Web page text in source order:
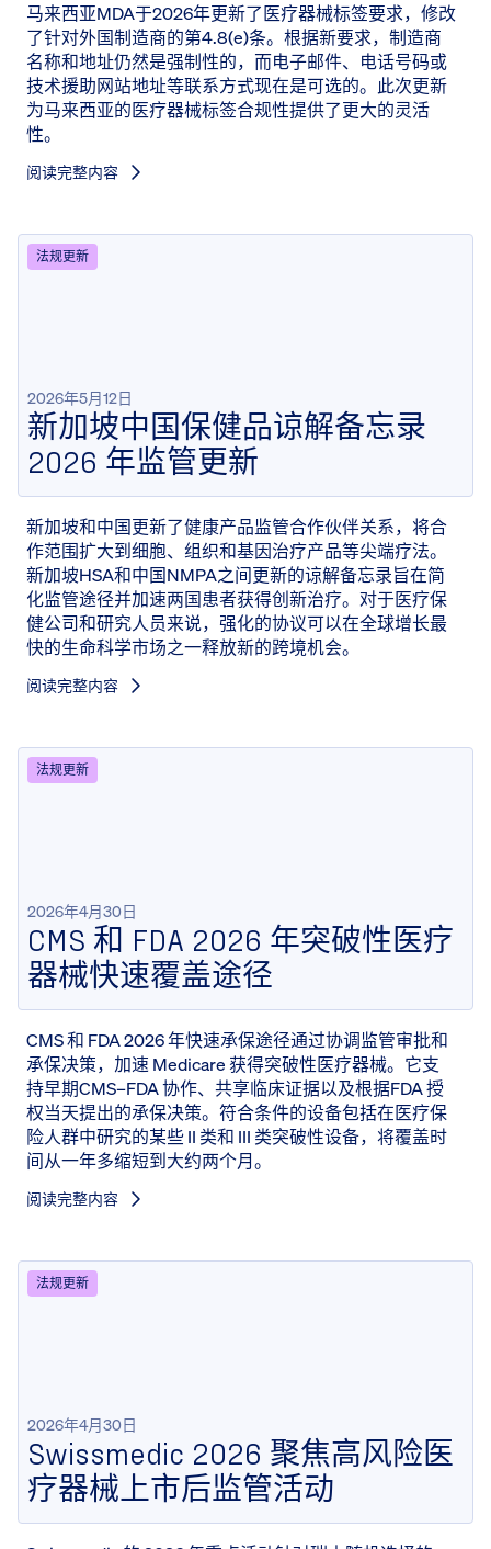
马来西亚MDA于2026年更新了医疗器械标签要求，修改
了针对外国制造商的第4.8(e)条。根据新要求，制造商
名称和地址仍然是强制性的，而电子邮件、电话号码或
技术援助网站地址等联系方式现在是可选的。此次更新
为马来西亚的医疗器械标签合规性提供了更大的灵活
性。
阅读完整内容
法规更新
2026年5月12日
新加坡中国保健品谅解备忘录
2026 年监管更新
新加坡和中国更新了健康产品监管合作伙伴关系，将合
作范围扩大到细胞、组织和基因治疗产品等尖端疗法。
新加坡HSA和中国NMPA之间更新的谅解备忘录旨在简
化监管途径并加速两国患者获得创新治疗。对于医疗保
健公司和研究人员来说，强化的协议可以在全球增长最
快的生命科学市场之一释放新的跨境机会。
阅读完整内容
法规更新
2026年4月30日
CMS 和 FDA 2026 年突破性医疗
器械快速覆盖途径
CMS 和 FDA 2026 年快速承保途径通过协调监管审批和
承保决策，加速 Medicare 获得突破性医疗器械。它支
持早期CMS–FDA 协作、共享临床证据以及根据FDA 授
权当天提出的承保决策。符合条件的设备包括在医疗保
险人群中研究的某些 II 类和 III 类突破性设备，将覆盖时
间从一年多缩短到大约两个月。
阅读完整内容
法规更新
2026年4月30日
Swissmedic 2026 聚焦高风险医
疗器械上市后监管活动